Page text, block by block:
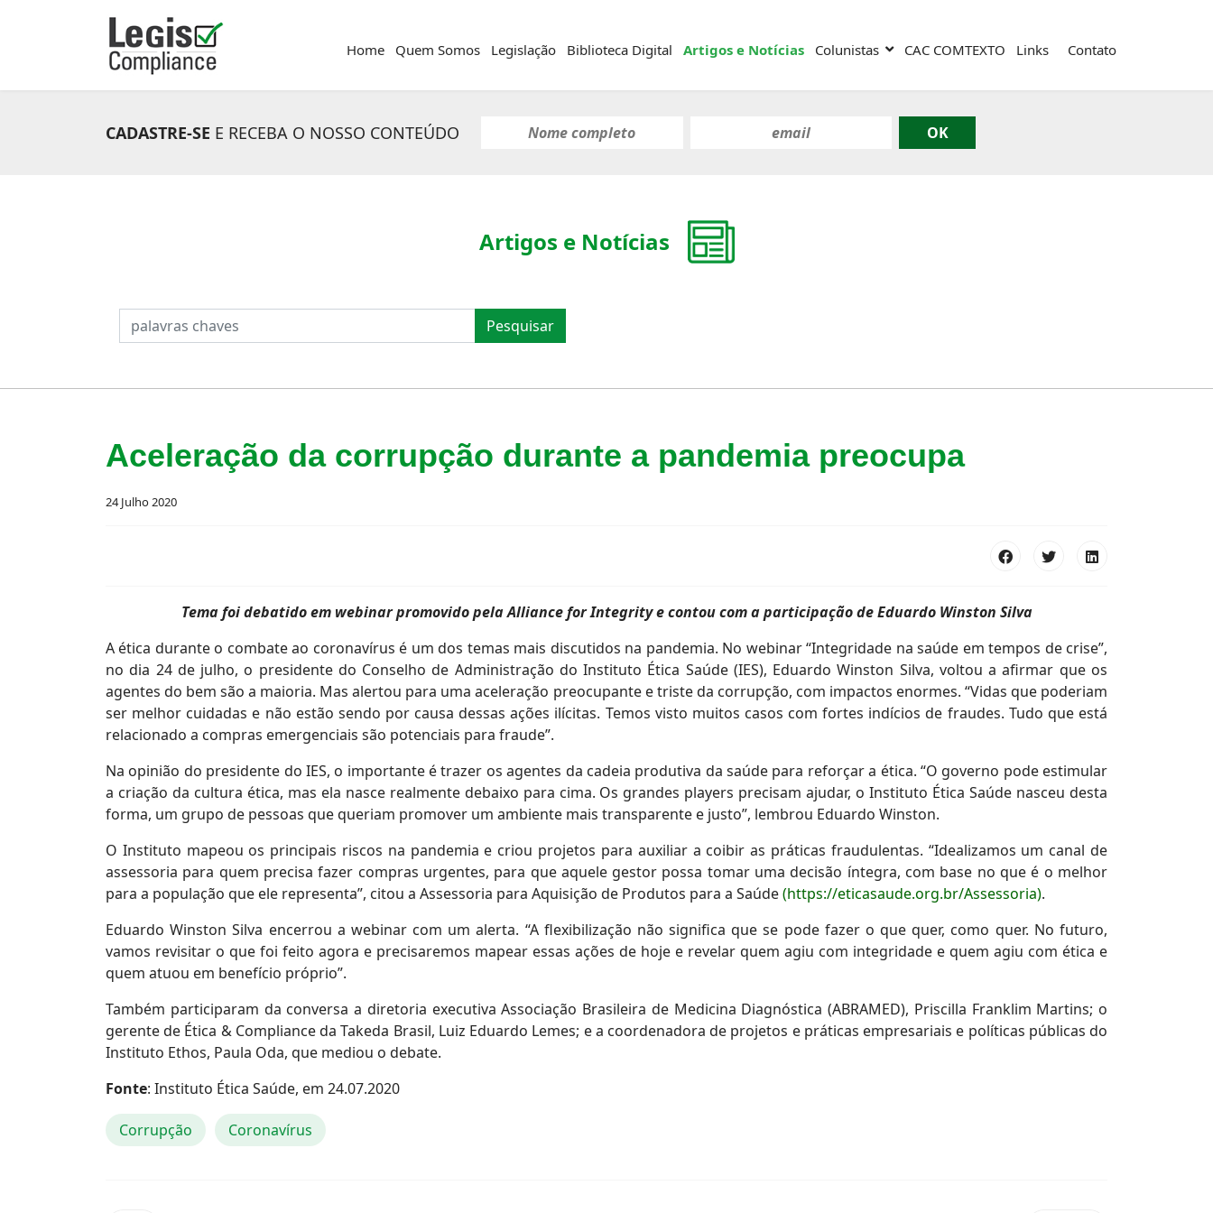
Home Quem Somos Legislação Biblioteca Digital Artigos e Notícias Colunistas CAC COMTEXTO Links Contato
CADASTRE-SE E RECEBA O NOSSO CONTEÚDO
PESQUISAR Pesquisar
Artigos e Notícias
Aceleração da corrupção durante a pandemia preocupa
24 Julho 2020
Tema foi debatido em webinar promovido pela Alliance for Integrity e contou com a participação de Eduardo Winston Silva
A ética durante o combate ao coronavírus é um dos temas mais discutidos na pandemia. No webinar “Integridade na saúde em tempos de crise”,
no dia 24 de julho, o presidente do Conselho de Administração do Instituto Ética Saúde (IES), Eduardo Winston Silva, voltou a afirmar que os
agentes do bem são a maioria. Mas alertou para uma aceleração preocupante e triste da corrupção, com impactos enormes. “Vidas que poderiam
ser melhor cuidadas e não estão sendo por causa dessas ações ilícitas. Temos visto muitos casos com fortes indícios de fraudes. Tudo que está
relacionado a compras emergenciais são potenciais para fraude”.
Na opinião do presidente do IES, o importante é trazer os agentes da cadeia produtiva da saúde para reforçar a ética. “O governo pode estimular
a criação da cultura ética, mas ela nasce realmente debaixo para cima. Os grandes players precisam ajudar, o Instituto Ética Saúde nasceu desta
forma, um grupo de pessoas que queriam promover um ambiente mais transparente e justo”, lembrou Eduardo Winston.
O Instituto mapeou os principais riscos na pandemia e criou projetos para auxiliar a coibir as práticas fraudulentas. “Idealizamos um canal de
assessoria para quem precisa fazer compras urgentes, para que aquele gestor possa tomar uma decisão íntegra, com base no que é o melhor
para a população que ele representa”, citou a Assessoria para Aquisição de Produtos para a Saúde(https://eticasaude.org.br/Assessoria).
Eduardo Winston Silva encerrou a webinar com um alerta. “A flexibilização não significa que se pode fazer o que quer, como quer. No futuro,
vamos revisitar o que foi feito agora e precisaremos mapear essas ações de hoje e revelar quem agiu com integridade e quem agiu com ética e
quem atuou em benefício próprio”.
Também participaram da conversa a diretoria executiva Associação Brasileira de Medicina Diagnóstica (ABRAMED), Priscilla Franklim Martins; o
gerente de Ética & Compliance da Takeda Brasil, Luiz Eduardo Lemes; e a coordenadora de projetos e práticas empresariais e políticas públicas do
Instituto Ethos, Paula Oda, que mediou o debate.
Fonte: Instituto Ética Saúde, em 24.07.2020
Corrupção Coronavírus